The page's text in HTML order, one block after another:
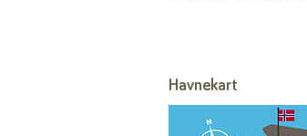
Havnekart